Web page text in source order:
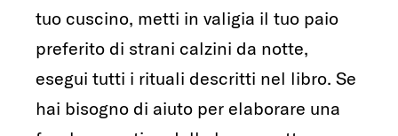
tuo cuscino, metti in valigia il tuo paio
preferito di strani calzini da notte,
esegui tutti i rituali descritti nel libro. Se
hai bisogno di aiuto per elaborare una